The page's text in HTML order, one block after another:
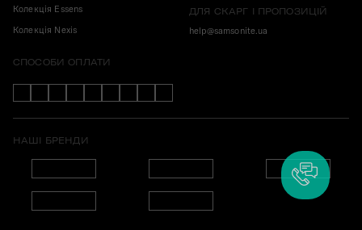
Колекція Essens
Колекція Nexis
ДЛЯ СКАРГ І ПРОПОЗИЦІЙ
help@samsonite.ua
СПОСОБИ ОПЛАТИ
НАШІ БРЕНДИ